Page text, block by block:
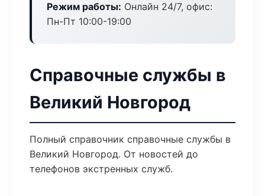
Режим работы: Онлайн 24/7, офис:
Пн-Пт 10:00-19:00
Справочные службы в
Великий Новгород
Полный справочник справочные службы в
Великий Новгород. От новостей до
телефонов экстренных служб.